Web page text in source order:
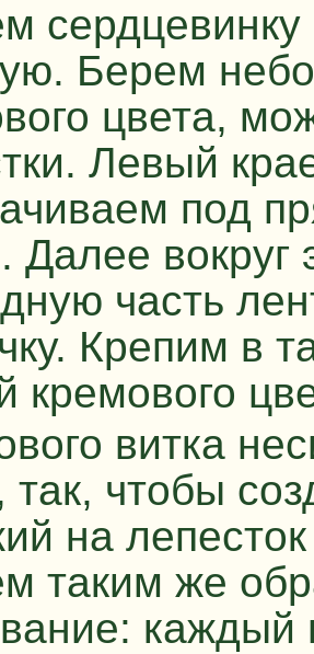
Берем
цвета,
Левый
под
Далее вокруг
часть
Крепим в
кремового
витка
так, чтобы
на
таким же
каждый